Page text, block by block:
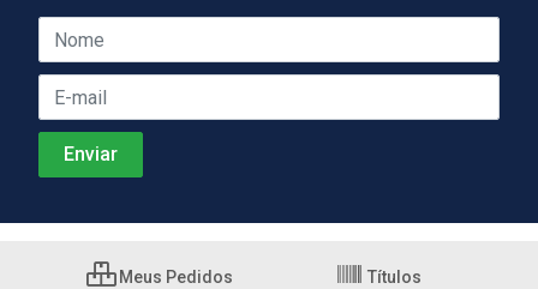
Meus Pedidos Títulos